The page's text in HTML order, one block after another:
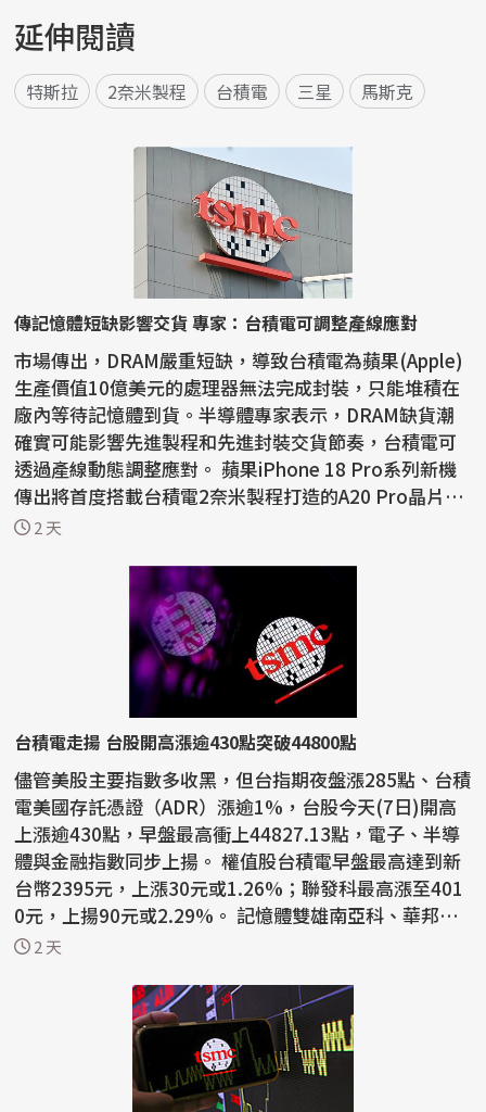
延伸閱讀
特斯拉 2奈米製程 台積電 三星 馬斯克
傳記憶體短缺影響交貨 專家：台積電可調整產線應對
市場傳出，DRAM嚴重短缺，導致台積電為蘋果(Apple)
生產價值10億美元的處理器無法完成封裝，只能堆積在
廠內等待記憶體到貨。半導體專家表示，DRAM缺貨潮
確實可能影響先進製程和先進封裝交貨節奏，台積電可
透過產線動態調整應對。 蘋果iPhone 18 Pro系列新機
傳出將首度搭載台積電2奈米製程打造的A20 Pro晶片，
晶圓製造進...
2 天
台積電走揚 台股開高漲逾430點突破44800點
儘管美股主要指數多收黑，但台指期夜盤漲285點、台積
電美國存託憑證（ADR）漲逾1%，台股今天(7日)開高
上漲逾430點，早盤最高衝上44827.13點，電子、半導
體與金融指數同步上揚。 權值股台積電早盤最高達到新
台幣2395元，上漲30元或1.26%；聯發科最高漲至401
0元，上揚90元或2.29%。 記憶體雙雄南亞科、華邦電
早盤跌幅超...
2 天